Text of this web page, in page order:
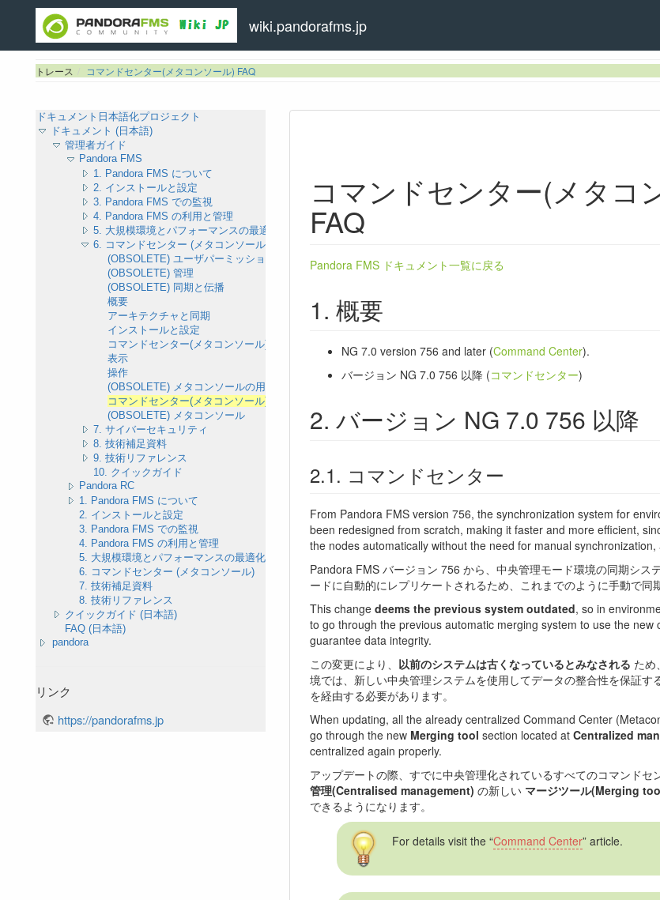
wiki.pandorafms.jp
トレース コマンドセンター(メタコンソール) FAQ
ドキュメント日本語化プロジェクト
ドキュメント (日本語)
管理者ガイド
Pandora FMS
1. Pandora FMS について
2. インストールと設定
3. Pandora FMS での監視
4. Pandora FMS の利用と管理
5. 大規模環境とパフォーマンスの最適化
6. コマンドセンター (メタコンソール)
(OBSOLETE) ユーザパーミッション: ACL、タグ、ウィザードによるアクセス制御
(OBSOLETE) 管理
(OBSOLETE) 同期と伝播
概要
アーキテクチャと同期
インストールと設定
コマンドセンター(メタコンソール)
表示
操作
(OBSOLETE) メタコンソールの用語
コマンドセンター(メタコンソール) FAQ
(OBSOLETE) メタコンソール
7. サイバーセキュリティ
8. 技術補足資料
9. 技術リファレンス
10. クイックガイド
Pandora RC
1. Pandora FMS について
2. インストールと設定
3. Pandora FMS での監視
4. Pandora FMS の利用と管理
5. 大規模環境とパフォーマンスの最適化
6. コマンドセンター (メタコンソール)
7. 技術補足資料
8. 技術リファレンス
クイックガイド (日本語)
FAQ (日本語)
pandora
リンク
https://pandorafms.jp
コマンドセンター(メタコ
FAQ
Pandora FMS ドキュメント一覧に戻る
概要
NG 7.0 version 756 and later (Command Center).
バージョン NG 7.0 756 以降 (コマンドセンター)
バージョン NG 7.0 756 以降
コマンドセンター
From Pandora FMS version 756, the synchronization system for
been redesigned from scratch, making it faster and more efficient,
the nodes automatically without the need for manual
Pandora FMS バージョン 756 から、中央管理モード環境の同期シス
ードに自動的にレプリケートされるため、これまでのように手動で同
This change deems the previous system outdated, so in
to go through the previous automatic merging system to use the new
guarantee data integrity.
この変更により、 以前のシステムは古くなっているとみなされる ため
境では、新しい中央管理システムを使用してデータの整合性を保証す
を経由する必要があります。
When updating, all the already centralized Command Center
go through the new Merging tool section located at Centralized
centralized again properly.
アップデートの際、すでに中央管理化されているすべてのコマンドセ
管理(Centralised management) の新しい マージツール(Merging
できるようになります。
For details visit the “Command Center” article.